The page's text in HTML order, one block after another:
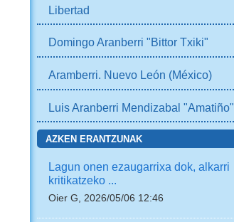
Libertad
Domingo Aranberri "Bittor Txiki"
Aramberri. Nuevo León (México)
Luis Aranberri Mendizabal "Amatiño"
AZKEN ERANTZUNAK
Lagun onen ezaugarrixa dok, alkarri
kritikatzeko ...
Oier G, 2026/05/06 12:46